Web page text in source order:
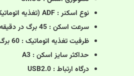
نوع اسکنر : ADF (تغذیه اتوماتیک اسناد)
سرعت اسکن : 45 برگ در دقیقه
ظرفیت تغذیه اتوماتیک : 60 برگ
حداکثر سایز اسکن : A3
درگاه ارتباط : USB2.0